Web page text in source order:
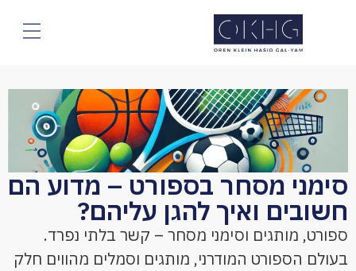
סימני מסחר בספורט – מדוע הם
חשובים ואיך להגן עליהם?
ספורט, מותגים וסימני מסחר – קשר בלתי נפרד.
בעולם הספורט המודרני, מותגים וסמלים מהווים חלק